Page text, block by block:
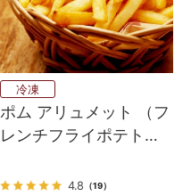
冷凍
ポム アリュメット （フ
レンチフライポテト）
4.8 （19）